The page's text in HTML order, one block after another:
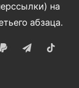
на
абзаца.
Paypal Telegram